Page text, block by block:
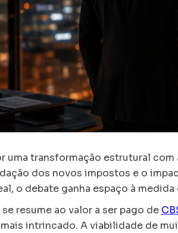
uma transformação estrutural com
dos novos impostos e o
o debate ganha espaço à
resume ao valor a ser pago de
intrincado. A viabilidade de